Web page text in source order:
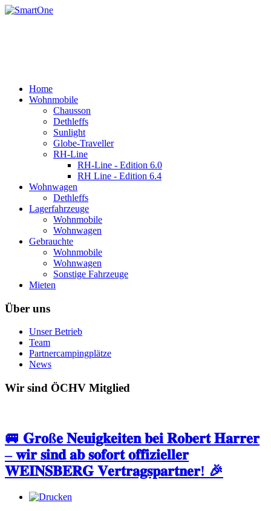
Home
Wohnmobile
Chausson
Dethleffs
Sunlight
Globe-Traveller
RH-Line
RH-Line - Edition 6.0
RH Line - Edition 6.4
Wohnwagen
Dethleffs
Lagerfahrzeuge
Wohnmobile
Wohnwagen
Gebrauchte
Wohnmobile
Wohnwagen
Sonstige Fahrzeuge
Mieten
Über uns
Unser Betrieb
Team
Partnercampingplätze
News
Wir sind ÖCHV Mitglied
🚐 𝐆𝐫𝐨ß𝐞 𝐍𝐞𝐮𝐢𝐠𝐤𝐞𝐢𝐭𝐞𝐧 𝐛𝐞𝐢 𝐑𝐨𝐛𝐞𝐫𝐭 𝐇𝐚𝐫𝐫𝐞𝐫
– 𝐰𝐢𝐫 𝐬𝐢𝐧𝐝 𝐚𝐛 𝐬𝐨𝐟𝐨𝐫𝐭 𝐨𝐟𝐟𝐢𝐳𝐢𝐞𝐥𝐥𝐞𝐫
𝐖𝐄𝐈𝐍𝐒𝐁𝐄𝐑𝐆 𝐕𝐞𝐫𝐭𝐫𝐚𝐠𝐬𝐩𝐚𝐫𝐭𝐧𝐞𝐫! 🎉